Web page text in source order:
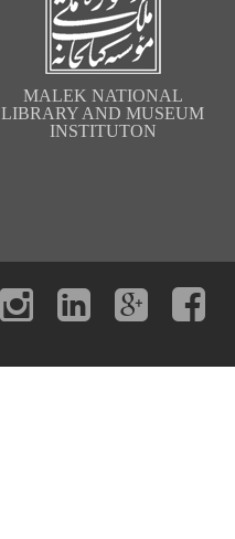
MALEK NATIONAL
LIBRARY AND MUSEUM
INSTITUTON